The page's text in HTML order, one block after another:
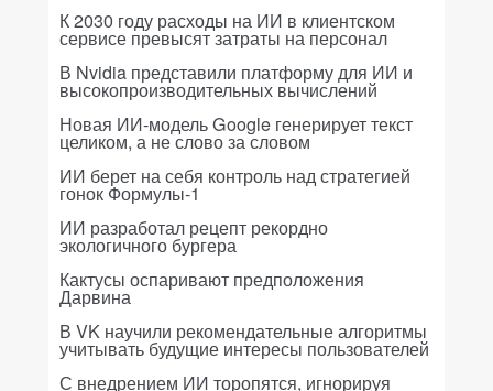
К 2030 году расходы на ИИ в клиентском
сервисе превысят затраты на персонал
В Nvidia представили платформу для ИИ и
высокопроизводительных вычислений
Новая ИИ-модель Google генерирует текст
целиком, а не слово за словом
ИИ берет на себя контроль над стратегией
гонок Формулы-1
ИИ разработал рецепт рекордно
экологичного бургера
Кактусы оспаривают предположения
Дарвина
В VK научили рекомендательные алгоритмы
учитывать будущие интересы пользователей
С внедрением ИИ торопятся, игнорируя